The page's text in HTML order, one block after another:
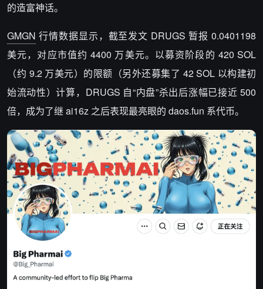
的造富神话。
GMGN 行情数据显示，截至发文 DRUGS 暂报 0.0401198
美元，对应市值约 4400 万美元。 以募资阶段的 420 SOL
（约 9.2 万美元）的限额（另外还募集了 42 SOL 以构建初
始流动性）计算，DRUGS 自“内盘”杀出后涨幅已接近 500
倍，成为了继 ai16z 之后表现最亮眼的 daos.fun 系代币。